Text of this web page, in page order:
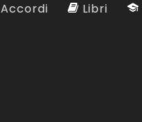
Accordi Libri